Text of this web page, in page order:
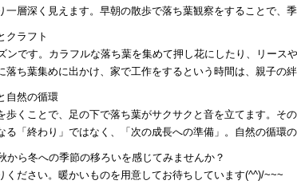
一層深く見えます。早朝の散歩で落ち葉観察をすることで、
クラフト
ンです。カラフルな落ち葉を集めて押し花にしたり、リー
落ち葉集めに出かけ、家で工作をするという時間は、親子の
自然の循環
歩くことで、足の下で落ち葉がサクサクと音を立てます。そ
る「終わり」ではなく、「次の成長への準備」。自然の循環
から冬への季節の移ろいを感じてみませんか？
ください。暖かいものを用意してお待ちしています(^^)/~~~